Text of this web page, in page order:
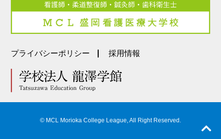
プライバシーポリシー 採用情報
© MCL Morioka College League, All Right Reserved.